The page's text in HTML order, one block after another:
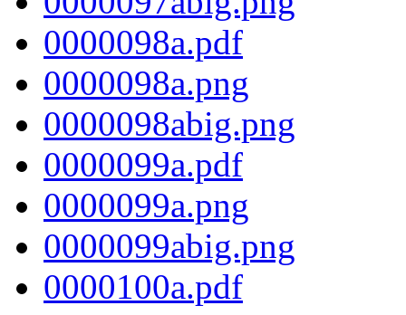
0000098a.pdf
0000098a.png
0000098abig.png
0000099a.pdf
0000099a.png
0000099abig.png
0000100a.pdf